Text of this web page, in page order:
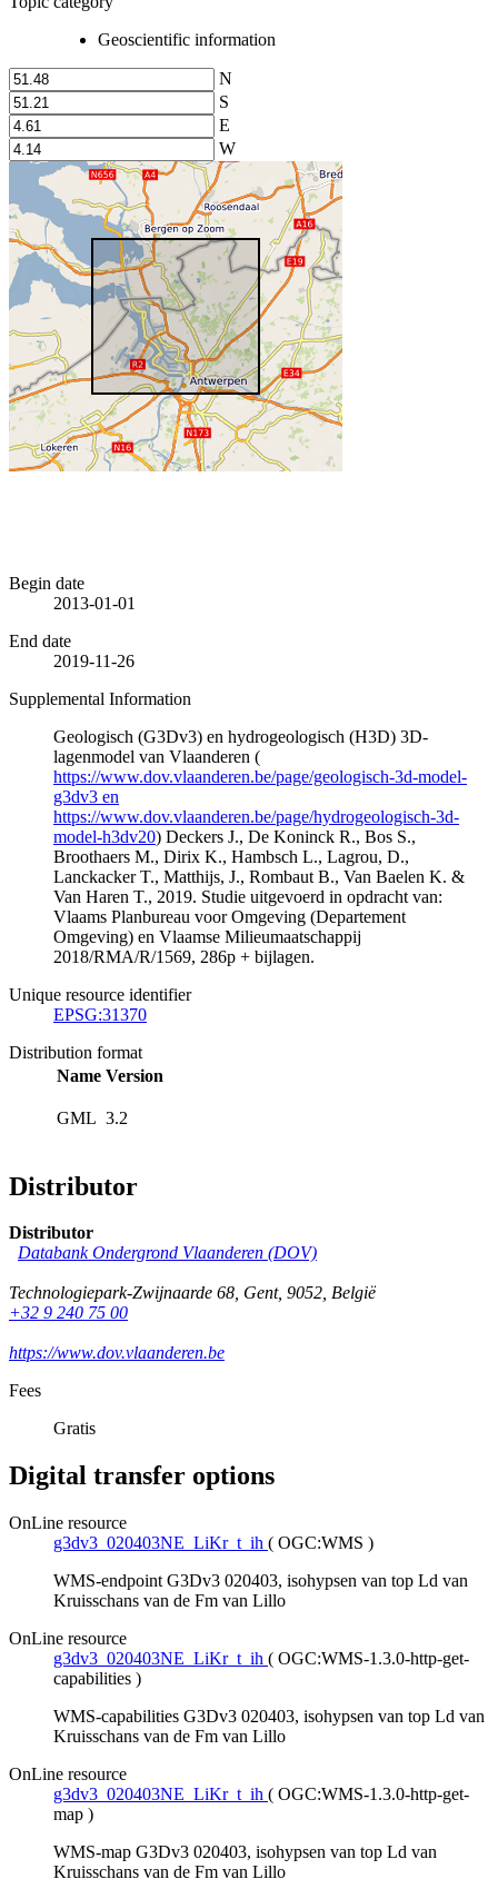
Geoscientific information
N
S
E
W
Begin date
2013-01-01
End date
2019-11-26
Supplemental Information
Geologisch (G3Dv3) en hydrogeologisch (H3D) 3D-
lagenmodel van Vlaanderen (
https://www.dov.vlaanderen.be/page/geologisch-3d-model-
g3dv3 en
https://www.dov.vlaanderen.be/page/hydrogeologisch-3d-
model-h3dv20) Deckers J., De Koninck R., Bos S.,
Broothaers M., Dirix K., Hambsch L., Lagrou, D.,
Lanckacker T., Matthijs, J., Rombaut B., Van Baelen K. &
Van Haren T., 2019. Studie uitgevoerd in opdracht van:
Vlaams Planbureau voor Omgeving (Departement
Omgeving) en Vlaamse Milieumaatschappij
2018/RMA/R/1569, 286p + bijlagen.
Unique resource identifier
EPSG:31370
Distribution format
Name Version
GML 3.2
Distributor
Distributor
Databank Ondergrond Vlaanderen (DOV)
Technologiepark-Zwijnaarde 68, Gent, 9052, België
+32 9 240 75 00
https://www.dov.vlaanderen.be
Fees
Gratis
Digital transfer options
OnLine resource
g3dv3_020403NE_LiKr_t_ih ( OGC:WMS )
WMS-endpoint G3Dv3 020403, isohypsen van top Ld van
Kruisschans van de Fm van Lillo
OnLine resource
g3dv3_020403NE_LiKr_t_ih ( OGC:WMS-1.3.0-http-get-
capabilities )
WMS-capabilities G3Dv3 020403, isohypsen van top Ld van
Kruisschans van de Fm van Lillo
OnLine resource
g3dv3_020403NE_LiKr_t_ih ( OGC:WMS-1.3.0-http-get-
map )
WMS-map G3Dv3 020403, isohypsen van top Ld van
Kruisschans van de Fm van Lillo